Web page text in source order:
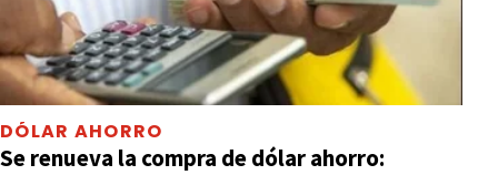
DÓLAR AHORRO
Se renueva la compra de dólar ahorro: